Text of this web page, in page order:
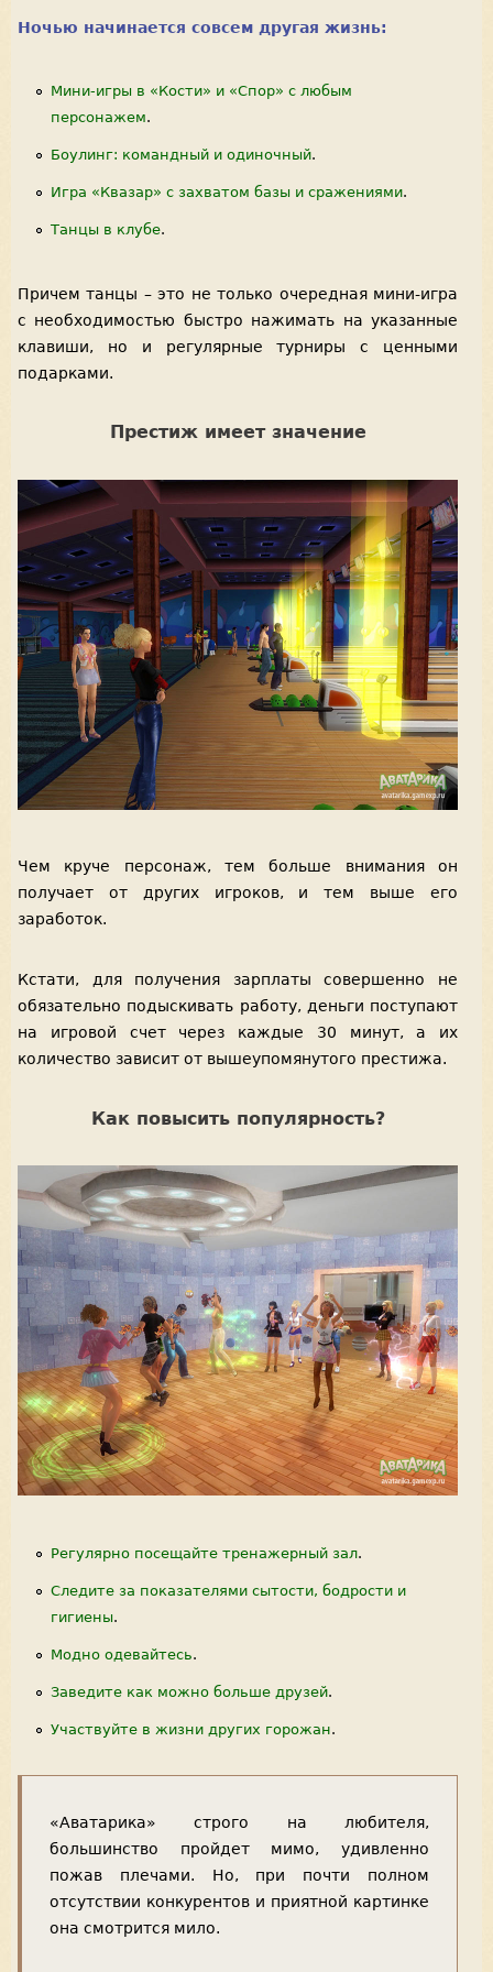
Ночью начинается совсем другая жизнь:
Мини-игры в «Кости» и «Спор» с любым
персонажем.
Боулинг: командный и одиночный.
Игра «Квазар» с захватом базы и сражениями.
Танцы в клубе.
Причем танцы – это не только очередная мини-игра
с необходимостью быстро нажимать на указанные
клавиши, но и регулярные турниры с ценными
подарками.
Престиж имеет значение
Чем круче персонаж, тем больше внимания он
получает от других игроков, и тем выше его
заработок.
Кстати, для получения зарплаты совершенно не
обязательно подыскивать работу, деньги поступают
на игровой счет через каждые 30 минут, а их
количество зависит от вышеупомянутого престижа.
Как повысить популярность?
Регулярно посещайте тренажерный зал.
Следите за показателями сытости, бодрости и
гигиены.
Модно одевайтесь.
Заведите как можно больше друзей.
Участвуйте в жизни других горожан.
«Аватарика» строго на любителя,
большинство пройдет мимо, удивленно
пожав плечами. Но, при почти полном
отсутствии конкурентов и приятной картинке
она смотрится мило.